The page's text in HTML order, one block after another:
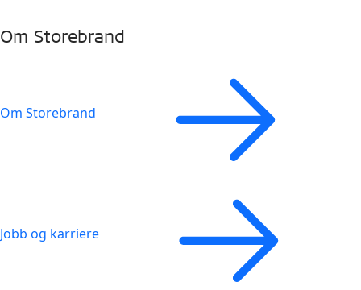
Om Storebrand
Om Storebrand
Jobb og karriere